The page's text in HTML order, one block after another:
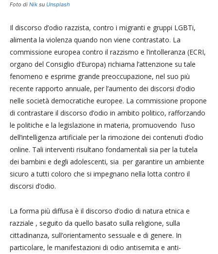
Foto di Nik su Unsplash
Il discorso d’odio razzista, contro i migranti e gruppi LGBTi,
alimenta la violenza quando non viene contrastato. La
commissione europea contro il razzismo e l’intolleranza (ECRI,
organo del Consiglio d’Europa) richiama l’attenzione su tale
fenomeno e esprime grande preoccupazione, nel suo più
recente rapporto annuale, per l’aumento dei discorsi d’odio
nelle società democratiche europee. La commissione propone
di contrastare il discorso d’odio in ambito politico, rafforzando
le politiche e la legislazione in materia, promuovendo l’uso
dell’intelligenza artificiale per la rimozione dei contenuti d’odio
online. Tali interventi risultano fondamentali sia per la tutela
dei bambini e degli adolescenti, sia per garantire un ambiente
sicuro a tutti coloro che si impegnano nella lotta contro il
discorsi d’odio.
La forma più diffusa è il discorso d’odio di natura etnica e
razziale , seguito da quello basato sulla religione, sulla
cittadinanza, sull’orientamento sessuale e di genere. In
particolare, le manifestazioni di odio antisemita e anti-